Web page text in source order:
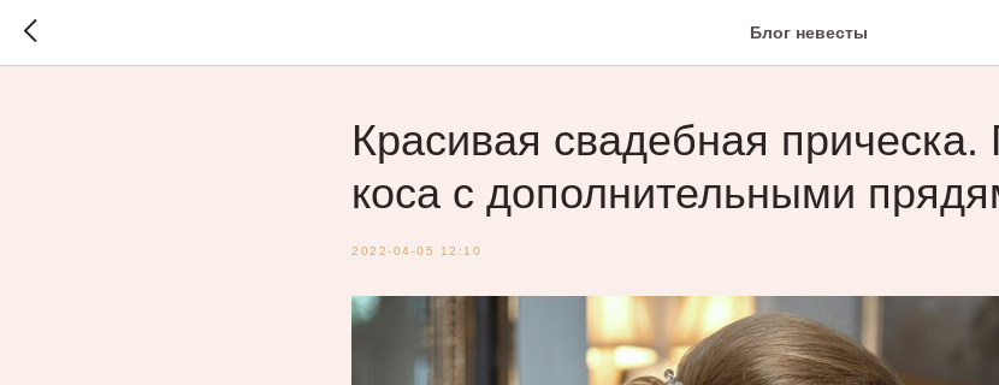
Блог невесты
Красивая свадебная прическа.
коса с дополнительными
2022-04-05 12:10